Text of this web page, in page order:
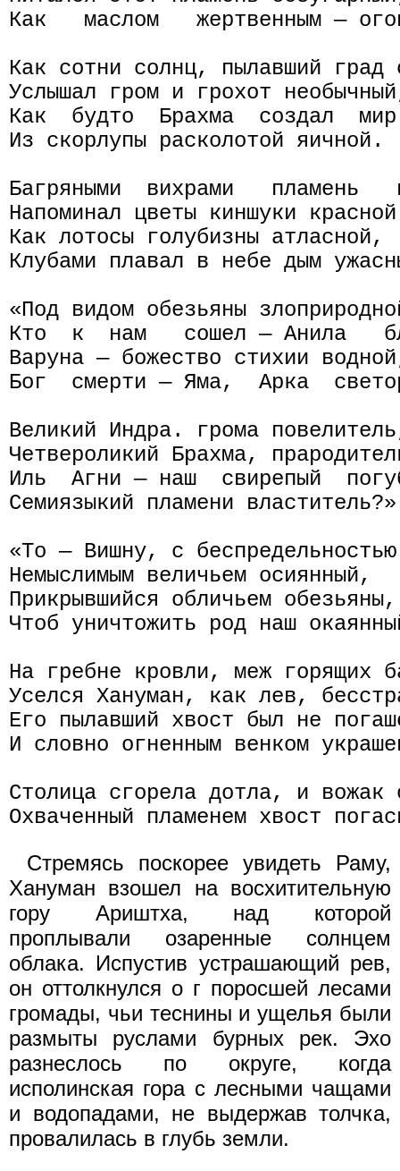
Как   маслом   жертвенным —
Как сотни солнц, пылавший град
Услышал гром и грохот
Как  будто  Брахма  создал
Из скорлупы расколотой яичной.
Багряными  вихрами   пламень
Напоминал цветы киншуки
Как лотосы голубизны атласной,
Клубами плавал в небе дым
«Под видом обезьяны
Кто  к  нам   сошел — Анила
Варуна — божество стихии
Бог  смерти — Яма,  Арка
Великий Индра. грома
Четвероликий Брахма,
Иль  Агни — наш  свирепый
Семиязыкий пламени властитель?»
«То — Вишну, с
Немыслимым величьем осиянный,
Прикрывшийся обличьем обезьяны,
Чтоб уничтожить род наш
На гребне кровли, меж горящих
Уселся Хануман, как лев,
Его пылавший хвост был не
И словно огненным венком
Столица сгорела дотла, и вожак
Стремясь поскорее увидеть Раму,
Хануман взошел на восхитительную
гору Ариштха, над которой
проплывали озаренные солнцем
облака. Испустив устрашающий рев,
он оттолкнулся о г поросшей лесами
громады, чьи теснины и ущелья были
размыты руслами бурных рек. Эхо
разнеслось по округе, когда
исполинская гора с лесными чащами
и водопадами, не выдержав толчка,
провалилась в глубь земли.